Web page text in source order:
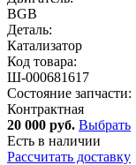
BGB
Деталь:
Катализатор
Код товара:
Ш-000681617
Состояние запчасти:
Контрактная
20 000 руб. Выбрать
Есть в наличии
Рассчитать доставку